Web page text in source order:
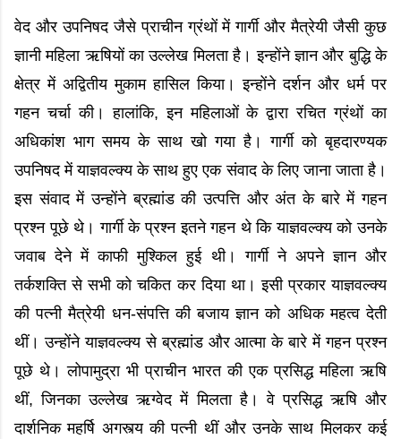
वेद और उपनिषद जैसे प्राचीन ग्रंथों में गार्गी और मैत्रेयी जैसी कुछ
ज्ञानी महिला ऋषियों का उल्लेख मिलता है। इन्होंने ज्ञान और बुद्धि के
क्षेत्र में अद्वितीय मुकाम हासिल किया। इन्होंने दर्शन और धर्म पर
गहन चर्चा की। हालांकि, इन महिलाओं के द्वारा रचित ग्रंथों का
अधिकांश भाग समय के साथ खो गया है। गार्गी को बृहदारण्यक
उपनिषद में याज्ञवल्क्य के साथ हुए एक संवाद के लिए जाना जाता है।
इस संवाद में उन्होंने ब्रह्मांड की उत्पत्ति और अंत के बारे में गहन
प्रश्न पूछे थे। गार्गी के प्रश्न इतने गहन थे कि याज्ञवल्क्य को उनके
जवाब देने में काफी मुश्किल हुई थी। गार्गी ने अपने ज्ञान और
तर्कशक्ति से सभी को चकित कर दिया था। इसी प्रकार याज्ञवल्क्य
की पत्नी मैत्रेयी धन-संपत्ति की बजाय ज्ञान को अधिक महत्व देती
थीं। उन्होंने याज्ञवल्क्य से ब्रह्मांड और आत्मा के बारे में गहन प्रश्न
पूछे थे। लोपामुद्रा भी प्राचीन भारत की एक प्रसिद्ध महिला ऋषि
थीं, जिनका उल्लेख ऋग्वेद में मिलता है। वे प्रसिद्ध ऋषि और
दार्शनिक महर्षि अगस्त्य की पत्नी थीं और उनके साथ मिलकर कई